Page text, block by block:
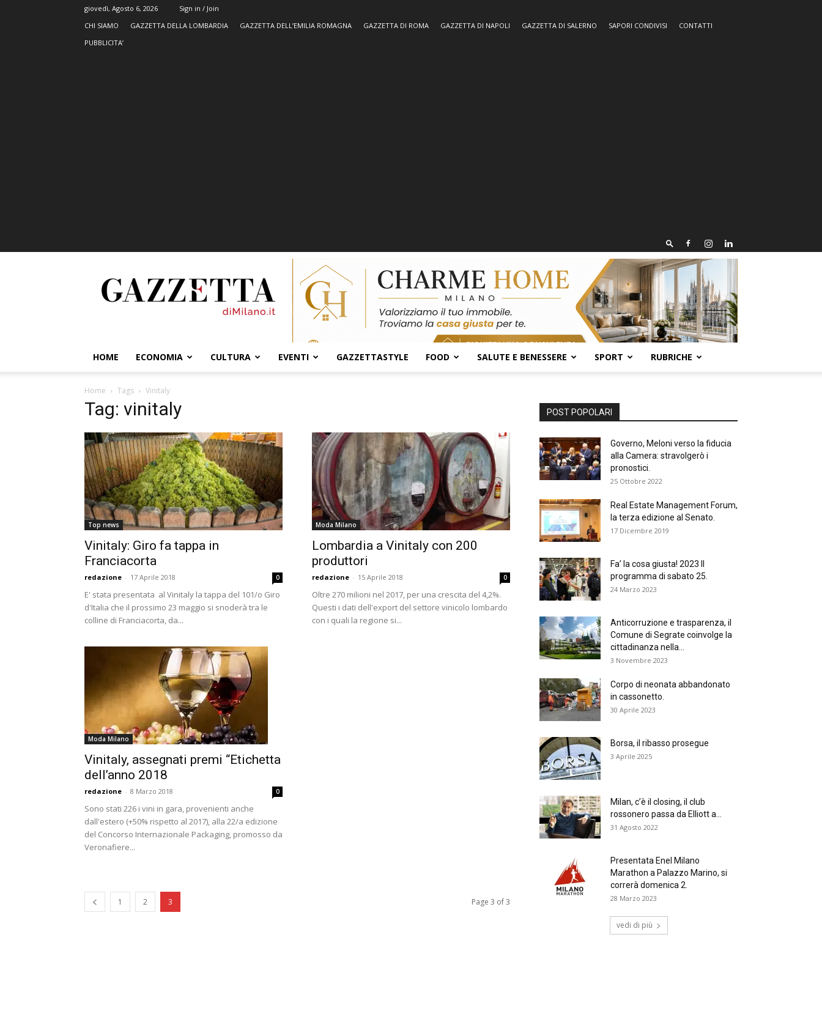
giovedì, Agosto 6, 2026
Sign in / Join
CHI SIAMO
GAZZETTA DELLA LOMBARDIA GAZZETTA DELL’EMILIA ROMAGNA GAZZETTA DI ROMA GAZZETTA DI NAPOLI GAZZETTA DI SALERNO SAPORI CONDIVISI
CONTATTI
PUBBLICITA’
HOME ECONOMIA CULTURA EVENTI GAZZETTASTYLE FOOD SALUTE E BENESSERE SPORT RUBRICHE
Home Tags Vinitaly
Tag: vinitaly
Top news
Vinitaly: Giro fa tappa in
Franciacorta
redazione - 17 Aprile 2018 0
E' stata presentata al Vinitaly la tappa del 101/o Giro
d'Italia che il prossimo 23 maggio si snoderà tra le
colline di Franciacorta, da...
Moda Milano
Lombardia a Vinitaly con 200
produttori
redazione - 15 Aprile 2018 0
Oltre 270 milioni nel 2017, per una crescita del 4,2%.
Questi i dati dell'export del settore vinicolo lombardo
con i quali la regione si...
Moda Milano
Vinitaly, assegnati premi “Etichetta
dell’anno 2018
redazione - 8 Marzo 2018 0
Sono stati 226 i vini in gara, provenienti anche
dall'estero (+50% rispetto al 2017), alla 22/a edizione
del Concorso Internazionale Packaging, promosso da
Veronafiere...
1 2 3 Page 3 of 3
POST POPOLARI
Governo, Meloni verso la fiducia
alla Camera: stravolgerò i
pronostici.
25 Ottobre 2022
Real Estate Management Forum,
la terza edizione al Senato.
17 Dicembre 2019
Fa’ la cosa giusta! 2023 Il
programma di sabato 25.
24 Marzo 2023
Anticorruzione e trasparenza, il
Comune di Segrate coinvolge la
cittadinanza nella...
3 Novembre 2023
Corpo di neonata abbandonato
in cassonetto.
30 Aprile 2023
Borsa, il ribasso prosegue
3 Aprile 2025
Milan, c’è il closing, il club
rossonero passa da Elliott a...
31 Agosto 2022
Presentata Enel Milano
Marathon a Palazzo Marino, si
correrà domenica 2.
28 Marzo 2023
vedi di più